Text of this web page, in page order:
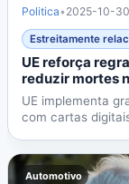
Politica• 2025-10-
Estreitamente
UE reforça
reduzir mortes
UE implementa
com cartas
Automotivo